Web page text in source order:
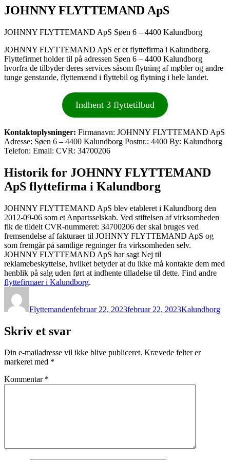
JOHNNY FLYTTEMAND ApS
JOHNNY FLYTTEMAND ApS Søen 6 – 4400 Kalundborg
JOHNNY FLYTTEMAND ApS er et flyttefirma i Kalundborg.
Flyttefirmet holder til på adressen Søen 6 – 4400 Kalundborg
hvorfra de tilbyder deres services såsom flytning af møbler og andre
tunge genstande, flyttemænd i flyttebil og flytning i hele landet.
Indhent 3 flyttetilbud
Kontaktoplysninger: Firmanavn: JOHNNY FLYTTEMAND ApS
Adresse: Søen 6 – 4400 Kalundborg Postnr.: 4400 By: Kalundborg
Telefon: Email: CVR: 34700206
Historik for JOHNNY FLYTTEMAND
ApS flyttefirma i Kalundborg
JOHNNY FLYTTEMAND ApS blev etableret i Kalundborg den
2012-09-06 som et Anpartsselskab. Ved stiftelsen af virksomheden
fik de tildelt CVR-nummeret: 34700206 der skal bruges ved
fremsendelse af fakturaer til JOHNNY FLYTTEMAND ApS og
som fremgår på samtlige regninger fra virksomheden selv.
JOHNNY FLYTTEMAND ApS har sagt Nej til
reklamebeskyttelse, hvilket betyder at du ikke må kontakte dem med
henblik på salg uden ført at indhente tilladelse til dette. Find andre
flyttefirmaer i Kalundborg.
Flyttemandenfebruar 22, 2023februar 22, 2023Kalundborg
Skriv et svar
Din e-mailadresse vil ikke blive publiceret. Krævede felter er
markeret med *
Kommentar *